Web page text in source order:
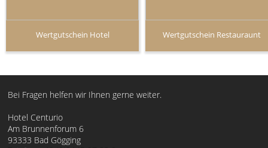
Wertgutschein Hotel Wertgutschein Restauraunt
Bei Fragen helfen wir Ihnen gerne weiter.
Hotel Centurio
Am Brunnenforum 6
93333 Bad Gögging